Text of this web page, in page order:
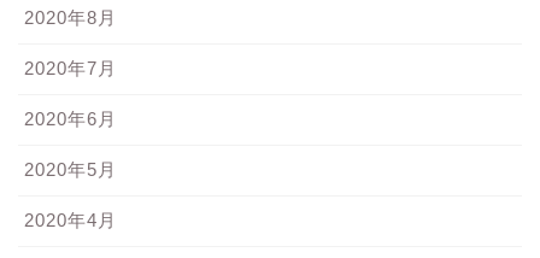
2020年8月
2020年7月
2020年6月
2020年5月
2020年4月